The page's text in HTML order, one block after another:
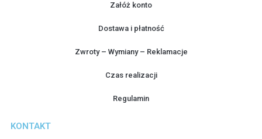
Załóż konto
Dostawa i płatność
Zwroty – Wymiany – Reklamacje
Czas realizacji
Regulamin
KONTAKT